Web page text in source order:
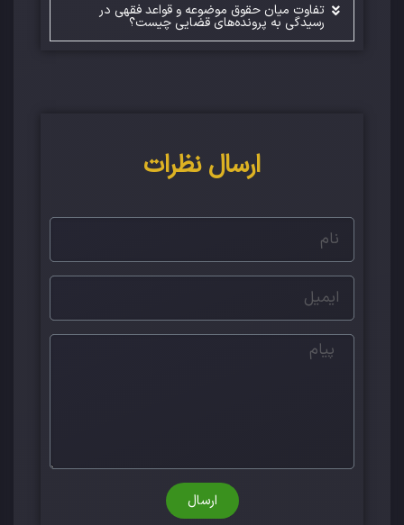
تفاوت میان حقوق موضوعه و قواعد فقهی در
رسیدگی به پرونده‌های قضایی چیست؟
ارسال نظرات
ارسال